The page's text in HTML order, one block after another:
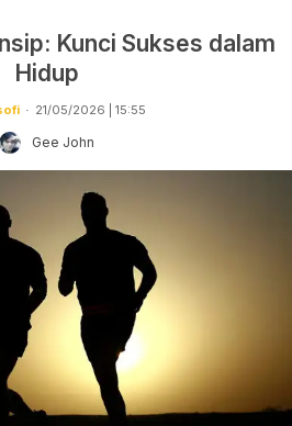
Kunci Sukses dalam
Hidup
21/05/2026 | 15:55
Gee John